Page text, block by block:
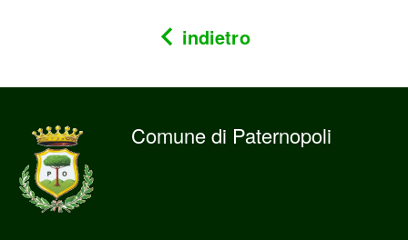
indietro
Comune di Paternopoli